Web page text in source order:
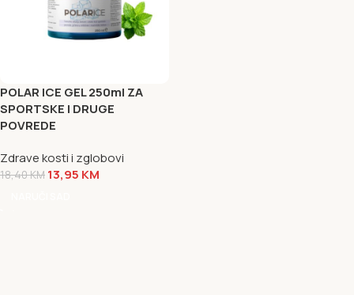
POLAR ICE GEL 250ml ZA
SPORTSKE I DRUGE
POVREDE
Zdrave kosti i zglobovi
18,40KM 13,95 KM